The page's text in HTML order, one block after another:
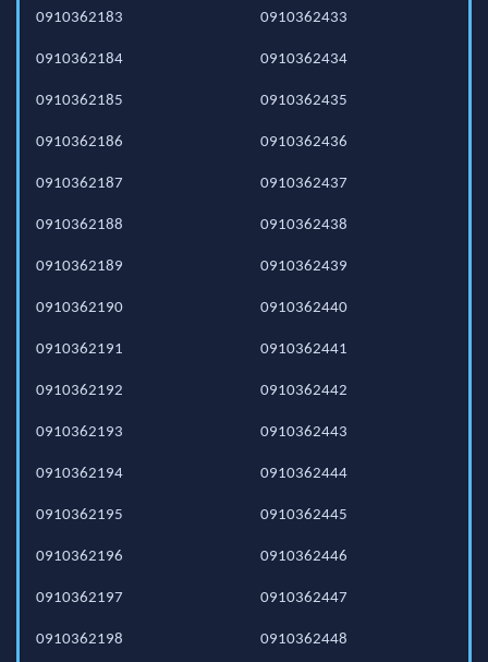
0910362183
0910362184
0910362185
0910362186
0910362187
0910362188
0910362189
0910362190
0910362191
0910362192
0910362193
0910362194
0910362195
0910362196
0910362197
0910362198
0910362433
0910362434
0910362435
0910362436
0910362437
0910362438
0910362439
0910362440
0910362441
0910362442
0910362443
0910362444
0910362445
0910362446
0910362447
0910362448